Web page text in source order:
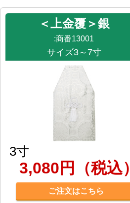
＜上金覆＞銀
:商番13001
サイズ3～7寸
3寸
3,080円（税込）
ご注文はこちら